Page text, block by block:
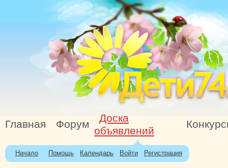
Главная Форум
Доска
объявлений
Начало Помощь Календарь Войти Регистрация